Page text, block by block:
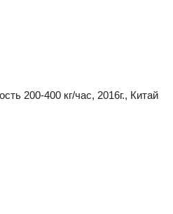
200-400 кг/час, 2016г., Китай